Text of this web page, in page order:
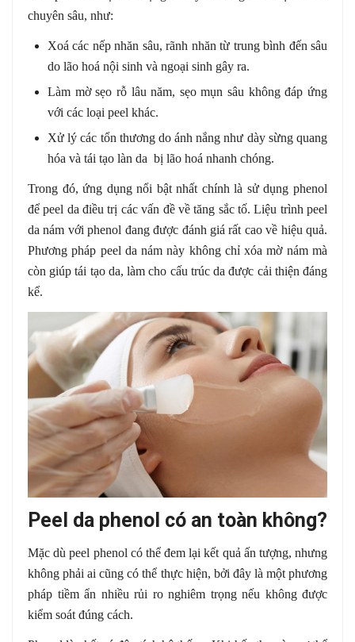
chuyên sâu, như:
Xoá các nếp nhăn sâu, rãnh nhăn từ trung bình đến sâu
do lão hoá nội sinh và ngoại sinh gây ra.
Làm mờ sẹo rỗ lâu năm, sẹo mụn sâu không đáp ứng
với các loại peel khác.
Xử lý các tổn thương do ánh nắng như dày sừng quang
hóa và tái tạo làn da bị lão hoá nhanh chóng.
Trong đó, ứng dụng nổi bật nhất chính là sử dụng phenol
để peel da điều trị các vấn đề về tăng sắc tố. Liệu trình peel
da nám với phenol đang được đánh giá rất cao về hiệu quả.
Phương pháp peel da nám này không chỉ xóa mờ nám mà
còn giúp tái tạo da, làm cho cấu trúc da được cải thiện đáng
kể.
Peel da phenol có an toàn không?
Mặc dù peel phenol có thể đem lại kết quả ấn tượng, nhưng
không phải ai cũng có thể thực hiện, bởi đây là một phương
pháp tiềm ẩn nhiều rủi ro nghiêm trọng nếu không được
kiểm soát đúng cách.